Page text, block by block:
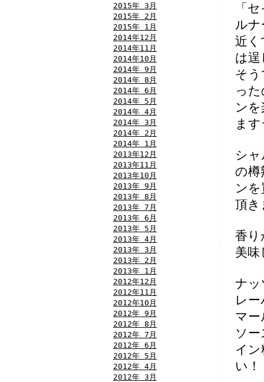
2015年 3月
2015年 2月
2015年 1月
2014年12月
2014年11月
2014年10月
2014年 9月
2014年 8月
2014年 6月
2014年 5月
2014年 4月
2014年 3月
2014年 2月
2014年 1月
2013年12月
2013年11月
2013年10月
2013年 9月
2013年 8月
2013年 7月
2013年 6月
2013年 5月
2013年 4月
2013年 3月
2013年 2月
2013年 1月
2012年12月
2012年11月
2012年10月
2012年 9月
2012年 8月
2012年 7月
2012年 6月
2012年 5月
2012年 4月
2012年 3月
「
ルナ
近く
は逞
そう
っ
ン
ま
シ
の樽
ン
頂き
香り
美
ナッ
レ
マー
ソ
イ
い！